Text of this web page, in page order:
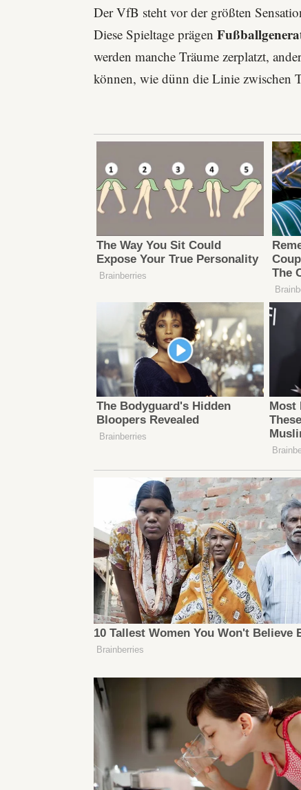
Der VfB steht vor der größten
Diese Spieltage prägen
werden manche Träume zerplatzt,
können, wie dünn die Linie zwischen